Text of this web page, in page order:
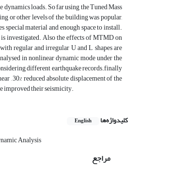
loads. So far using the Tuned Mass
or other levels of the building was popular,
special material and enough space to install.
investigated. Also the effects of MTMD on
regular and irregular U and L shapes are
in nonlinear dynamic mode under the
different earthquake records.finally
, 30% reduced absolute displacement of the
improved their seismicity.
کلیدواژه‌ها English
Analysis
مراجع